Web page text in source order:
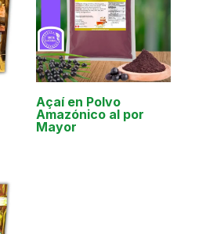
Açaí en Polvo
Amazónico al por
Mayor